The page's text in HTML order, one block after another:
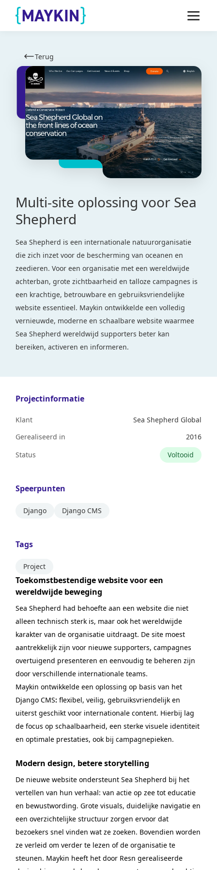
Naar de inhoud springen
Naar de footer springen
Terug
Multi-site oplossing voor Sea
Shepherd
Sea Shepherd is een internationale natuurorganisatie
die zich inzet voor de bescherming van oceanen en
zeedieren. Voor een organisatie met een wereldwijde
achterban, grote zichtbaarheid en talloze campagnes is
een krachtige, betrouwbare en gebruiksvriendelijke
website essentieel. Maykin ontwikkelde een volledig
vernieuwde, moderne en schaalbare website waarmee
Sea Shepherd wereldwijd supporters beter kan
bereiken, activeren en informeren.
Toekomstbestendige website voor een
wereldwijde beweging
Sea Shepherd had behoefte aan een website die niet
alleen technisch sterk is, maar ook het wereldwijde
karakter van de organisatie uitdraagt. De site moest
aantrekkelijk zijn voor nieuwe supporters, campagnes
overtuigend presenteren en eenvoudig te beheren zijn
door verschillende internationale teams.
Maykin ontwikkelde een oplossing op basis van het
Django CMS: flexibel, veilig, gebruiksvriendelijk en
uiterst geschikt voor internationale content. Hierbij lag
de focus op schaalbaarheid, een sterke visuele identiteit
en optimale prestaties, ook bij campagnepieken.
Modern design, betere storytelling
De nieuwe website ondersteunt Sea Shepherd bij het
vertellen van hun verhaal: van actie op zee tot educatie
en bewustwording. Grote visuals, duidelijke navigatie en
een overzichtelijke structuur zorgen ervoor dat
bezoekers snel vinden wat ze zoeken. Bovendien worden
ze verleid om verder te lezen of de organisatie te
steunen. Maykin heeft het door Resn gerealiseerde
Projectinformatie
Klant
Sea Shepherd Global
Gerealiseerd in
2016
Status
Voltooid
Speerpunten
Django Django CMS
Tags
Project